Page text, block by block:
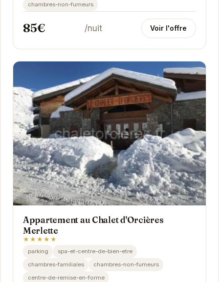
chambres-non-fumeurs
85€ /nuit Voir l'offre
Appartement au Chalet d'Orcières
Merlette
★★★★★
parking
spa-et-centre-de-bien-etre
chambres-familiales
chambres-non-fumeurs
centre-de-remise-en-forme